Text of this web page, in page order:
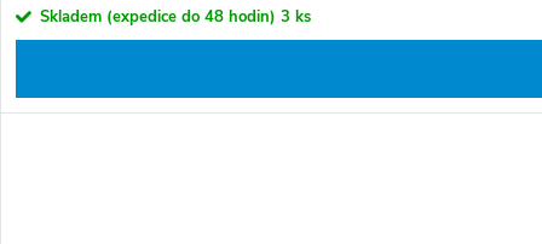
Skladem (expedice do 48 hodin) 3 ks